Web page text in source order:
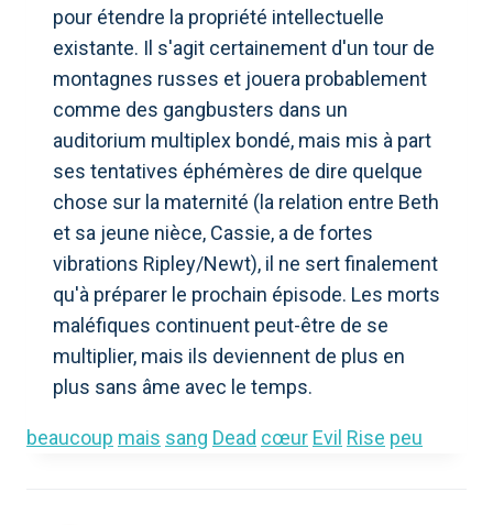
pour étendre la propriété intellectuelle
existante. Il s'agit certainement d'un tour de
montagnes russes et jouera probablement
comme des gangbusters dans un
auditorium multiplex bondé, mais mis à part
ses tentatives éphémères de dire quelque
chose sur la maternité (la relation entre Beth
et sa jeune nièce, Cassie, a de fortes
vibrations Ripley/Newt), il ne sert finalement
qu'à préparer le prochain épisode. Les morts
maléfiques continuent peut-être de se
multiplier, mais ils deviennent de plus en
plus sans âme avec le temps.
beaucoup mais sang Dead cœur Evil Rise peu